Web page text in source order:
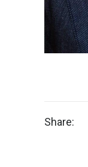
Share: